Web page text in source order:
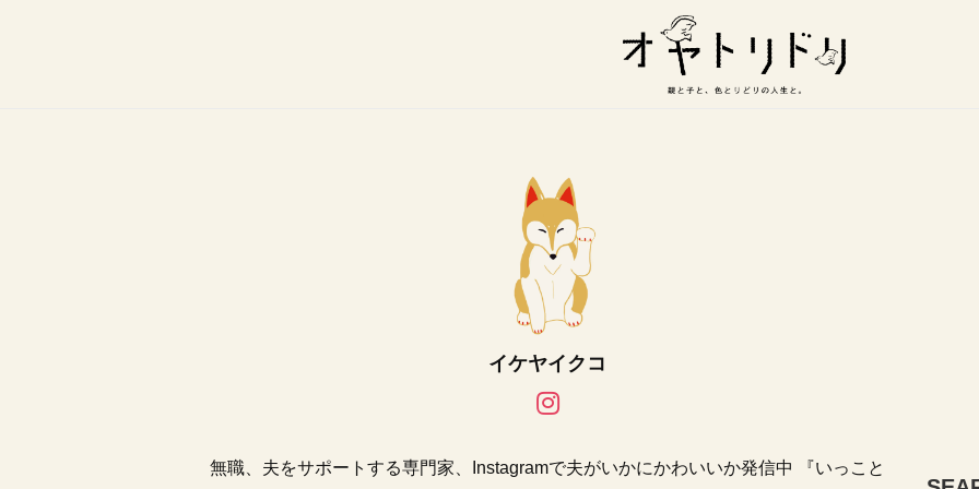
イケヤイクコ
無職、夫をサポートする専門家、Instagramで夫がいかにかわいいか発信中 『いっこと